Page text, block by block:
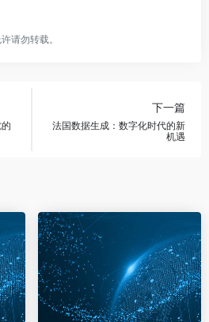
请勿转载。
下一篇
法国数据生成：数字化时代的新
机遇